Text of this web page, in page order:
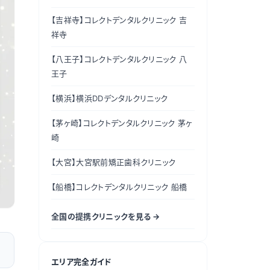
【吉祥寺】 コレクトデンタルクリニック 吉
祥寺
【八王子】 コレクトデンタルクリニック 八
王子
【横浜】横浜DDデンタルクリニック
【茅ヶ崎】 コレクトデンタルクリニック 茅ヶ
崎
【大宮】大宮駅前矯正歯科クリニック
【船橋】 コレクトデンタルクリニック 船橋
全国の提携クリニックを見る →
エリア完全ガイド